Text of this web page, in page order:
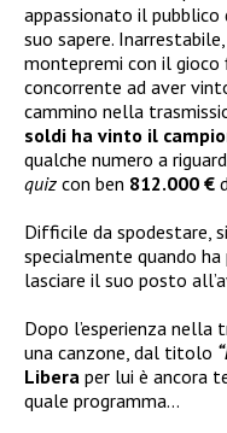
appassionato il
suo sapere.
montepremi con il
concorrente ad aver
cammino nella
soldi ha vinto il
qualche numero a
quiz con ben 812.000 €
Difficile da spodestare,
specialmente quando
lasciare il suo posto
Dopo l’esperienza nella
una canzone, dal titolo
Libera per lui è ancora
quale programma…